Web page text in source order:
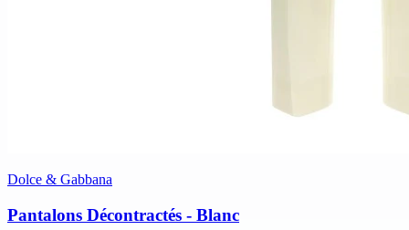
Dolce & Gabbana
Pantalons Décontractés - Blanc